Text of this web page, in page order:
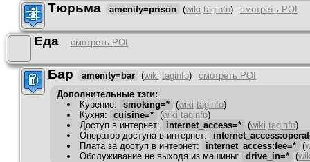
Тюрьма amenity=prison (wiki taginfo) смотреть POI
Еда смотреть POI
Бар amenity=bar (wiki taginfo)
смотреть POI
Дополнительные тэги:
Курение: smoking=* (wiki taginfo)
Кухня: cuisine=* (wiki taginfo)
Доступ в интернет: internet_access=* (wiki taginfo)
Оператор доступа в интернет:
Плата за доступ в интернет: internet_access:fee=* (
Обслуживание не выходя из машины: drive_in=* (